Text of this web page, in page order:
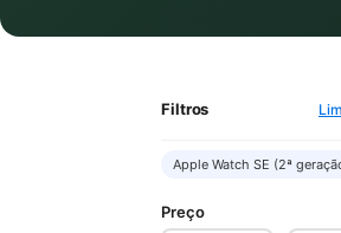
Filtros
Apple Watch SE (2ª
Preço